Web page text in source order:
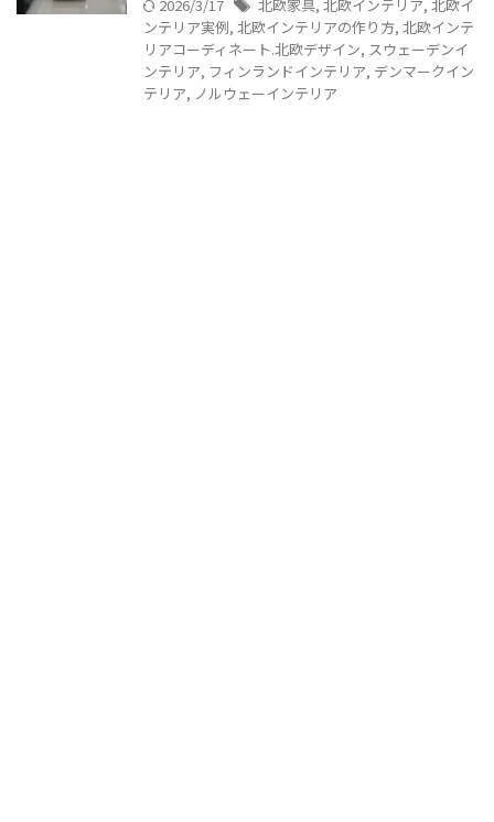
2026/3/17 北欧家具, 北欧インテリア, 北欧イ
ンテリア実例, 北欧インテリアの作り方, 北欧インテ
リアコーディネート.北欧デザイン, スウェーデンイ
ンテリア, フィンランドインテリア, デンマークイン
テリア, ノルウェーインテリア